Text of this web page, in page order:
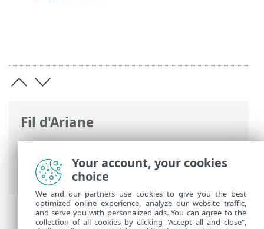
Fil d'Ariane
Aide en ligne d'ESET>ESET Mobile
Security >ESET Mobile Security
Introduction> Nouveautés
Your account, your cookies
choice
We and our partners use cookies to give you the best
optimized online experience, analyze our website traffic,
and serve you with personalized ads. You can agree to the
collection of all cookies by clicking "Accept all and close",